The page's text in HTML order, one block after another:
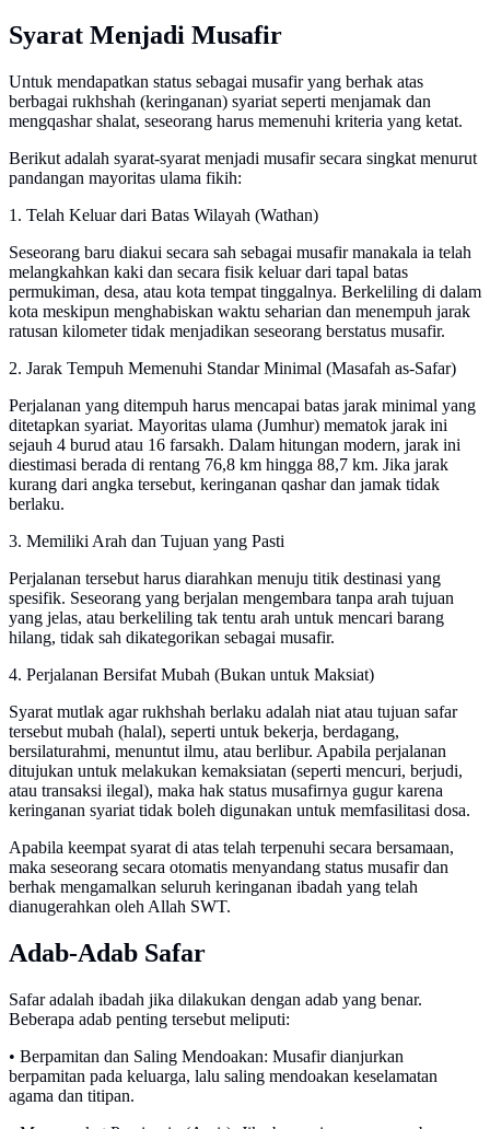
Syarat Menjadi Musafir
Untuk mendapatkan status sebagai musafir yang berhak atas
berbagai rukhshah (keringanan) syariat seperti menjamak dan
mengqashar shalat, seseorang harus memenuhi kriteria yang ketat.
Berikut adalah syarat-syarat menjadi musafir secara singkat menurut
pandangan mayoritas ulama fikih:
1. Telah Keluar dari Batas Wilayah (Wathan)
Seseorang baru diakui secara sah sebagai musafir manakala ia telah
melangkahkan kaki dan secara fisik keluar dari tapal batas
permukiman, desa, atau kota tempat tinggalnya. Berkeliling di dalam
kota meskipun menghabiskan waktu seharian dan menempuh jarak
ratusan kilometer tidak menjadikan seseorang berstatus musafir.
2. Jarak Tempuh Memenuhi Standar Minimal (Masafah as-Safar)
Perjalanan yang ditempuh harus mencapai batas jarak minimal yang
ditetapkan syariat. Mayoritas ulama (Jumhur) mematok jarak ini
sejauh 4 burud atau 16 farsakh. Dalam hitungan modern, jarak ini
diestimasi berada di rentang 76,8 km hingga 88,7 km. Jika jarak
kurang dari angka tersebut, keringanan qashar dan jamak tidak
berlaku.
3. Memiliki Arah dan Tujuan yang Pasti
Perjalanan tersebut harus diarahkan menuju titik destinasi yang
spesifik. Seseorang yang berjalan mengembara tanpa arah tujuan
yang jelas, atau berkeliling tak tentu arah untuk mencari barang
hilang, tidak sah dikategorikan sebagai musafir.
4. Perjalanan Bersifat Mubah (Bukan untuk Maksiat)
Syarat mutlak agar rukhshah berlaku adalah niat atau tujuan safar
tersebut mubah (halal), seperti untuk bekerja, berdagang,
bersilaturahmi, menuntut ilmu, atau berlibur. Apabila perjalanan
ditujukan untuk melakukan kemaksiatan (seperti mencuri, berjudi,
atau transaksi ilegal), maka hak status musafirnya gugur karena
keringanan syariat tidak boleh digunakan untuk memfasilitasi dosa.
Apabila keempat syarat di atas telah terpenuhi secara bersamaan,
maka seseorang secara otomatis menyandang status musafir dan
berhak mengamalkan seluruh keringanan ibadah yang telah
dianugerahkan oleh Allah SWT.
Adab-Adab Safar
Safar adalah ibadah jika dilakukan dengan adab yang benar.
Beberapa adab penting tersebut meliputi:
• Berpamitan dan Saling Mendoakan: Musafir dianjurkan
berpamitan pada keluarga, lalu saling mendoakan keselamatan
agama dan titipan.